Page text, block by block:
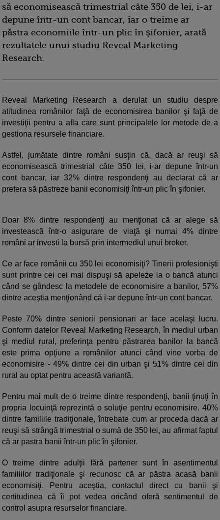
să economisească trimestrial câte 350 de lei, i-ar
depune într-un cont bancar, iar o treime ar
păstra economiile într-un plic în şifonier, arată
rezultatele unui studiu Reveal Marketing
Research.
Reveal Marketing Research a derulat un studiu despre
atitudinea românilor faţă de economisirea banilor şi faţă de
investiţii pentru a afla care sunt principalele lor metode de a
gestiona resursele financiare.
Astfel, jumătate dintre români susţin că, dacă ar reuşi să
economisească trimestrial câte 350 lei, i-ar depune într-un
cont bancar, iar 32% dintre respondenţi au declarat că ar
prefera să păstreze banii economisiţi într-un plic în şifonier.
Doar 8% dintre respondenţi au menţionat că ar alege să
investească într-o asigurare de viaţă şi numai 4% dintre
români ar investi la bursă prin intermediul unui broker.
Ce ar face românii cu 350 lei economisiţi? Tinerii profesionişti
sunt printre cei cei mai dispuşi să apeleze la o bancă atunci
când se gândesc la metodele de economisire a banilor, 57%
dintre aceştia menţionând că i-ar depune într-un cont bancar.
Peste 70% dintre seniorii pensionari ar face acelaşi lucru.
Conform datelor Reveal Marketing Research, în mediul urban
şi mediul rural, preferinţa pentru păstrarea banilor la bancă
este prima opţiune a românilor atunci când vine vorba de
economisire - 49% dintre cei din urban şi 51% dintre cei din
rural au optat pentru această variantă.
Pentru mai mult de o treime dintre respondenţi, banii ţinuţi în
propria locuinţă reprezintă o soluţie pentru economisire. 40%
dintre familiile tradiţionale, întrebate cum ar proceda dacă ar
reuşi să strângă trimestrial o sumă de 350 lei, au afirmat faptul
că ar pastra banii într-un plic în şifonier.
O treime dintre adulţii fără partener sunt în asentimentul
familiilor tradiţionale şi recunosc că ar păstra acasă banii
economisiţi. Pentru aceştia, contactul direct cu banii şi
certitudinea că îi pot vedea oricând oferă sentimentul de
control asupra resurselor financiare.